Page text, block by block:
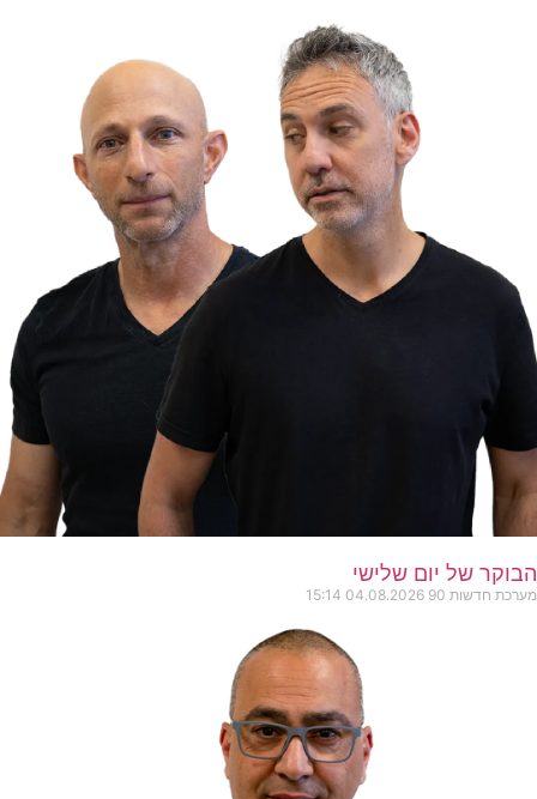
הבוקר של יום שלישי
מערכת חדשות 90 04.08.2026
15:14